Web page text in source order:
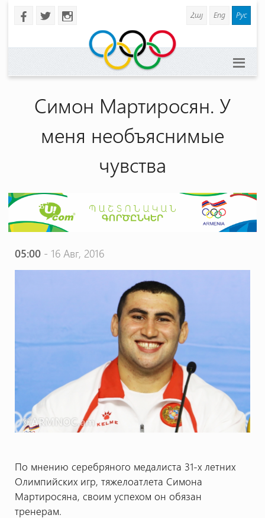
b a x Հայ Eng Рус
Симон Мартиросян. У
меня необъяснимые
чувства
05:00- 16 Авг, 2016
По мнению серебряного медалиста 31-х летних
Олимпийских игр, тяжелоатлета Симона
Мартиросяна, своим успехом он обязан
тренерам.